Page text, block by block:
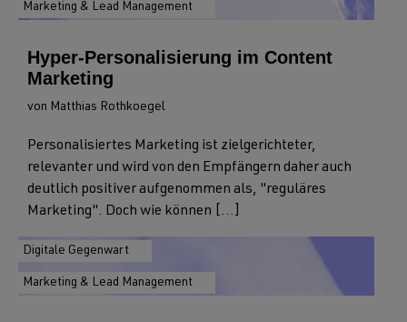
Marketing & Lead Management
Hyper-Personalisierung im Content
Marketing
von Matthias Rothkoegel
Personalisiertes Marketing ist zielgerichteter,
relevanter und wird von den Empfängern daher auch
deutlich positiver aufgenommen als, "reguläres
Marketing". Doch wie können [...]
Digitale Gegenwart
Marketing & Lead Management